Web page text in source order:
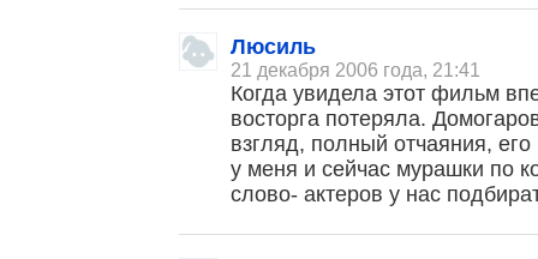
Люсиль
21 декабря 2006 года, 21:41
Когда увидела этот фильм
восторга потеряла.
взгляд, полный отчаяния,
у меня и сейчас мурашки по
слово- актеров у нас